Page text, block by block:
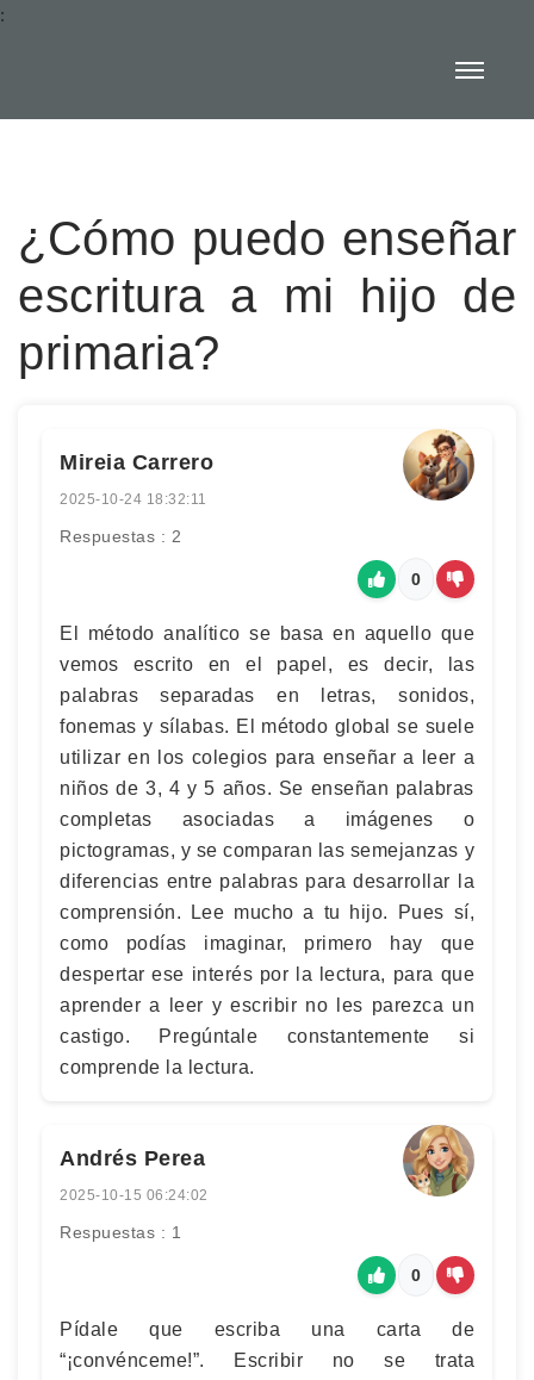
:
¿Cómo puedo enseñar
escritura a mi hijo de
primaria?
Mireia Carrero
2025-10-24 18:32:11
Respuestas : 2
0
El método analítico se basa en aquello que
vemos escrito en el papel, es decir, las
palabras separadas en letras, sonidos,
fonemas y sílabas. El método global se suele
utilizar en los colegios para enseñar a leer a
niños de 3, 4 y 5 años. Se enseñan palabras
completas asociadas a imágenes o
pictogramas, y se comparan las semejanzas y
diferencias entre palabras para desarrollar la
comprensión. Lee mucho a tu hijo. Pues sí,
como podías imaginar, primero hay que
despertar ese interés por la lectura, para que
aprender a leer y escribir no les parezca un
castigo. Pregúntale constantemente si
comprende la lectura.
Andrés Perea
2025-10-15 06:24:02
Respuestas : 1
0
Pídale que escriba una carta de
“¡convénceme!”. Escribir no se trata